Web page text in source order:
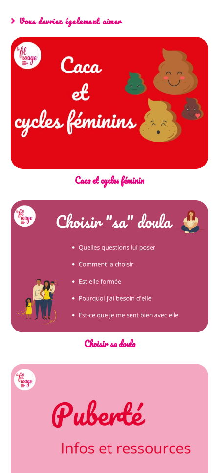
Vous devriez également aimer
Caca et cycles féminin
Choisir sa doula